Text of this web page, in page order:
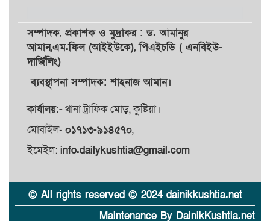
সম্পাদক, প্রকাশকওমুদ্রাকর: ড. আমানুর
আমান,এম.ফিল (আইইউকে), পিএইচডি ( এনবিইউ-
দার্জিলিং)
ব্যবস্থাপনা সম্পাদক: শাহনাজ আমান।
কার্যালয়:-থানা ট্রাফিক মোড়, কুষ্টিয়া।
মোবাইল- ০১৭১৩-৯১৪৫৭০,
ইমেইল: info.dailykushtia@gmail.com
© All rights reserved © 2024 dainikkushtia.net
Maintenance By DainikKushtia.net